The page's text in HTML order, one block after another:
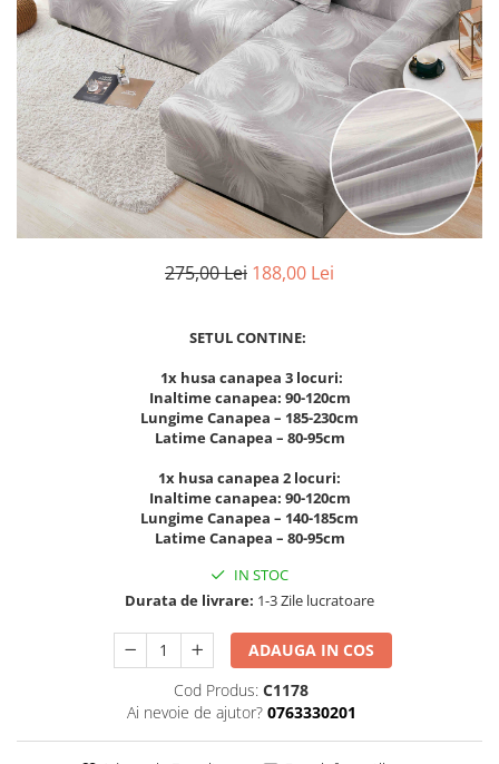
Cearceaf Normal
Lenjerii Pat Imprimeu 5D cu Elastic
Cearceaf cu Elastic pat 1 Persoana
Cearceaf cu Elastic pat 2 Persoane
Lenjerii Pat Inimi Brodate
Lenjerii Pat, Bumbac-Finet
Premium, 1 Persoana
Lenjerii Pat, Bumbac-Finet
Premium, 2 Persoane
275,00 Lei 188,00 Lei
SETUL CONTINE:
1x husa canapea 3 locuri:
Inaltime canapea: 90-120cm
Lungime Canapea – 185-230cm
Latime Canapea – 80-95cm
1x husa canapea 2 locuri:
Inaltime canapea: 90-120cm
Lungime Canapea – 140-185cm
Latime Canapea – 80-95cm
IN STOC
Durata de livrare: 1-3 Zile lucratoare
ADAUGA IN COS
Cod Produs: C1178
Ai nevoie de ajutor? 0763330201